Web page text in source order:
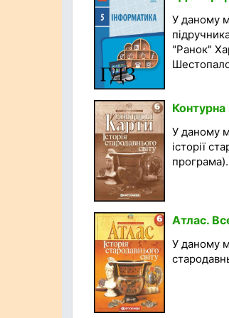
У даному
"Ранок"
Контурна
У даному
історії
Атлас.
У даному